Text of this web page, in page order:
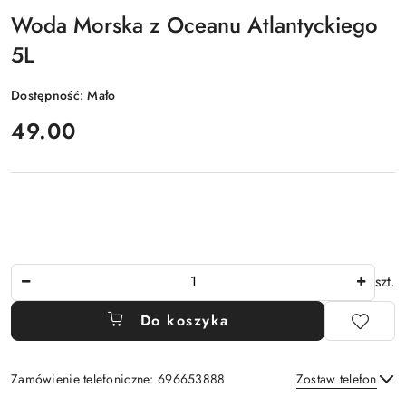
Woda Morska z Oceanu Atlantyckiego
5L
Dostępność:Mało
cena:
49.00
szt.
Do koszyka
Zamówienie telefoniczne: 696653888 Zostaw telefon